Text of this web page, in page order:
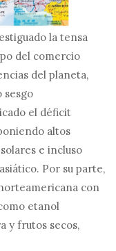
la tensa
del comercio
del planeta,
sesgo
el déficit
altos
e incluso
Por su parte,
con
etanol
y frutos secos,